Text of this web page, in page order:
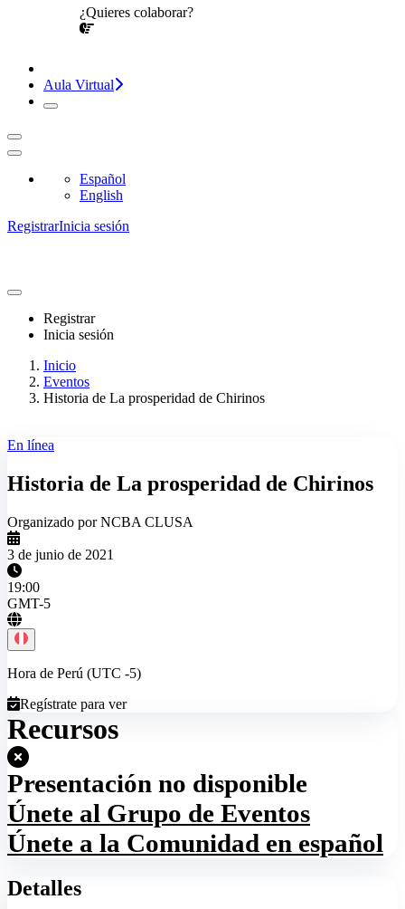
¿Quieres colaborar?
Aula Virtual
Español
English
RegistrarInicia sesión
Registrar
Inicia sesión
Inicio
Eventos
Historia de La prosperidad de Chirinos
En línea
Historia de La prosperidad de Chirinos
Organizado por NCBA CLUSA
3 de junio de 2021
19:00
GMT-5
Hora de Perú (UTC -5)
Regístrate para ver
Recursos
Presentación no disponible
Únete al Grupo de Eventos
Únete a la Comunidad en español
Detalles